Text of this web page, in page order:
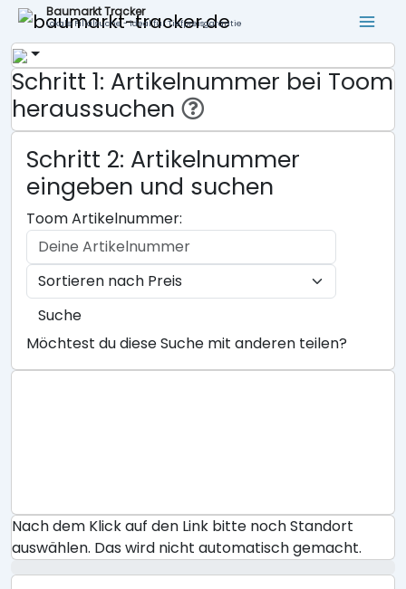
Baumarkt Tracker
Lokale Filialsuche - ideal für Tiefpreisgarantie
Schritt 1: Artikelnummer bei Toom
heraussuchen
Schritt 2: Artikelnummer
eingeben und suchen
Toom Artikelnummer:
Suche
Möchtest du diese Suche mit anderen teilen?
Nach dem Klick auf den Link bitte noch Standort
auswählen. Das wird nicht automatisch gemacht.